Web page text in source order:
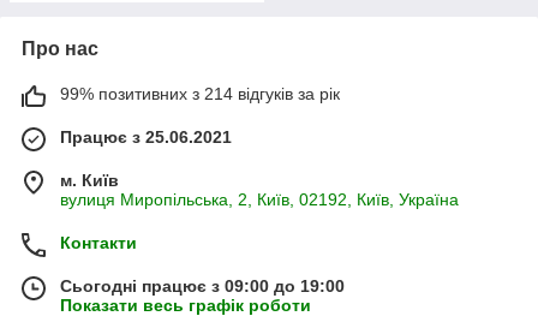
Про нас
99% позитивних з 214 відгуків за рік
Працює з 25.06.2021
м. Київ
вулиця Миропільська, 2, Київ, 02192, Київ, Україна
Контакти
Сьогодні працює з 09:00 до 19:00
Показати весь графік роботи